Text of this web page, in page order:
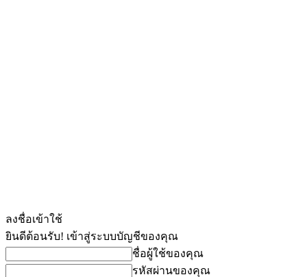
ลงชื่อเข้าใช้
ยินดีต้อนรับ! เข้าสู่ระบบบัญชีของคุณ
ชื่อผู้ใช้ของคุณ
รหัสผ่านของคุณ